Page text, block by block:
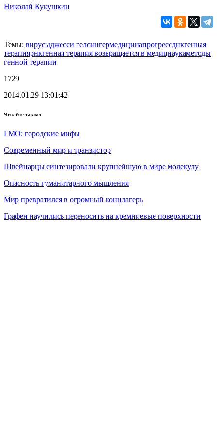
Николай Кукушкин
Темы: вирусыджесси гелсингермедицинапрогрессднкгенная
терапиярнкгенная терапия возвращается в медицнаукаметоды
генной терапии
1729
2014.01.29 13:01:42
Читайте также:
ГМО: городские мифы
Современный мир и транзистор
Швейцарцы синтезировали крупнейшую в мире молекулу
Опасность гуманитарного мышления
Мир превратился в огромный концлагерь
Графен научились переносить на кремниевые поверхности